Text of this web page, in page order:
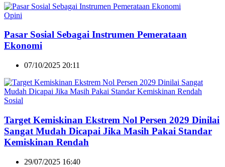
Opini
Pasar Sosial Sebagai Instrumen Pemerataan
Ekonomi
07/10/2025 20:11
Sosial
Target Kemiskinan Ekstrem Nol Persen 2029 Dinilai
Sangat Mudah Dicapai Jika Masih Pakai Standar
Kemiskinan Rendah
29/07/2025 16:40